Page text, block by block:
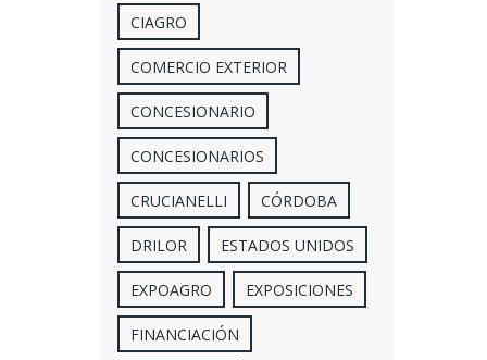
CIAGRO
COMERCIO EXTERIOR
CONCESIONARIO
CONCESIONARIOS
CRUCIANELLI CÓRDOBA
DRILOR ESTADOS UNIDOS
EXPOAGRO EXPOSICIONES
FINANCIACIÓN